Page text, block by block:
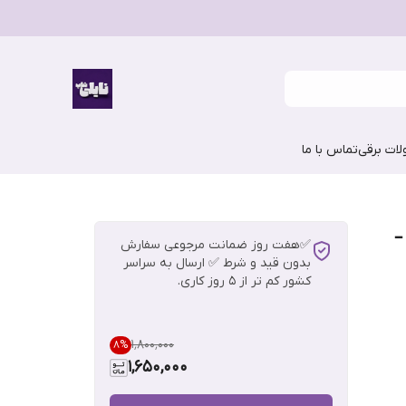
برقیتماس با ما
رژگونه استیکی شیگلم مدل Buttery Bliss –
✅هفت روز ضمانت مرجوعی سفارش
بدون قید و شرط ✅ ارسال به سراسر
کشور کم تر از 5 روز کاری.
۱٬۸۰۰٬۰۰۰ 8%
1,650,000